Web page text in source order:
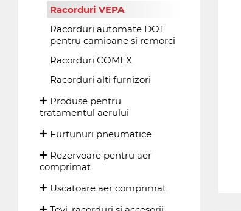
Racorduri VEPA
Racorduri automate DOT
pentru camioane si remorci
Racorduri COMEX
Racorduri alti furnizori
Produse pentru
tratamentul aerului
Furtunuri pneumatice
Rezervoare pentru aer
comprimat
Uscatoare aer comprimat